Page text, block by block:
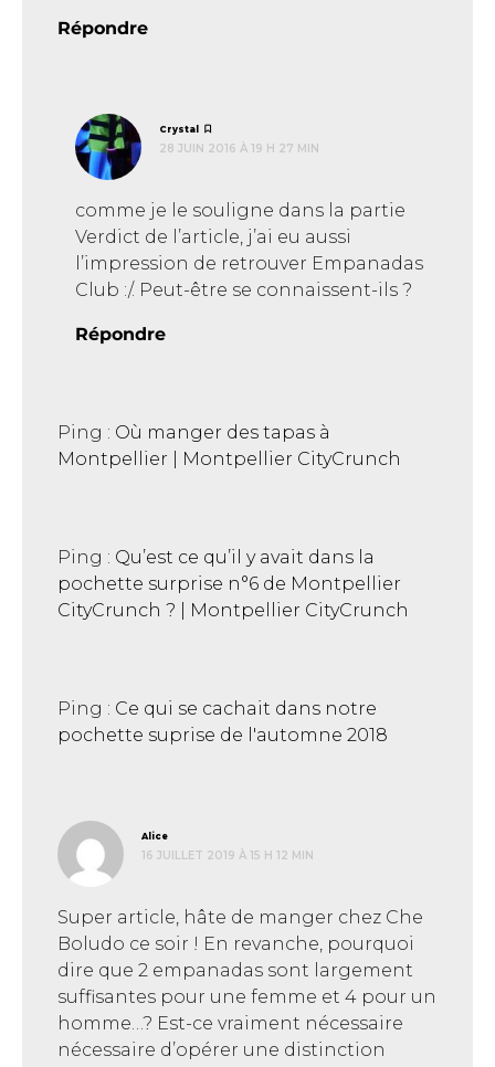
Répondre
Crystal
28 JUIN 2016 À 19 H 27 MIN
comme je le souligne dans la partie
Verdict de l’article, j’ai eu aussi
l’impression de retrouver Empanadas
Club :/. Peut-être se connaissent-ils ?
Répondre
Ping : Où manger des tapas à
Montpellier | Montpellier CityCrunch
Ping : Qu’est ce qu’il y avait dans la
pochette surprise n°6 de Montpellier
CityCrunch ? | Montpellier CityCrunch
Ping : Ce qui se cachait dans notre
pochette suprise de l'automne 2018
Alice
16 JUILLET 2019 À 15 H 12 MIN
Super article, hâte de manger chez Che
Boludo ce soir ! En revanche, pourquoi
dire que 2 empanadas sont largement
suffisantes pour une femme et 4 pour un
homme…? Est-ce vraiment nécessaire
nécessaire d’opérer une distinction